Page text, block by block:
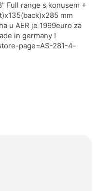
Full range s konusem +
mm
u AER je 1999euro za
in germany !
page=AS-281-4-